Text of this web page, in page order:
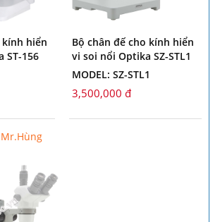
kính hiển
ST-156
Bộ chân đế cho kính hiển
vi soi nổi Optika SZ-STL1
MODEL: SZ-STL1
3,500,000 đ